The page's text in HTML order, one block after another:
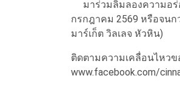
มาร่วมลิ้มลองความอร่
กรกฎาคม 2569 หรือจนก
มาร์เก็ต วิลเลจ หัวหิน)
ติดตามความเคลื่อนไหวข
www.facebook.com/